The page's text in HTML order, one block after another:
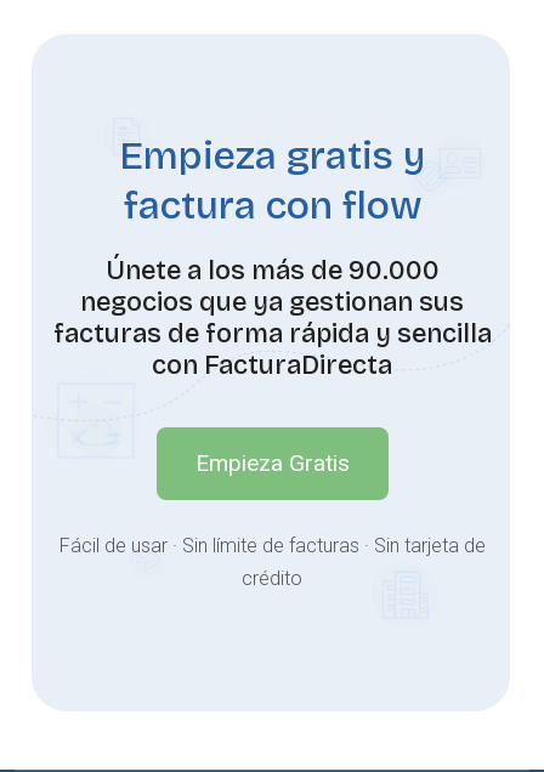
Empieza gratis y
factura con flow
Únete a los más de 90.000
negocios que ya gestionan sus
facturas de forma rápida y sencilla
con FacturaDirecta
Empieza Gratis
Fácil de usar · Sin límite de facturas · Sin tarjeta de
crédito